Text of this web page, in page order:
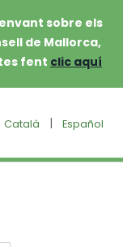
sobre els
de Mallorca,
fent clic aquí
Català | Español